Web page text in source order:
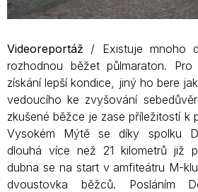
Videoreportáž / Existuje mnoho
rozhodnou běžet půlmaraton.
získání lepší kondice, jiný ho bere
vedoucího ke zvyšování
zkušené běžce je zase příležitostí k
Vysokém Mýtě se díky spolku
dlouhá více než 21 kilometrů již
dubna se na start v amfiteátru M-
dvoustovka běžců. Posláním